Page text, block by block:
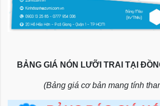
BẢNG GIÁ NÓN LƯỠI TRAI TẠI
(Bảng giá cơ bản mang tính